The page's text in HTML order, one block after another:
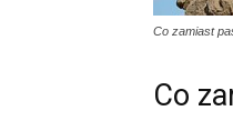
Co zamiast
Co